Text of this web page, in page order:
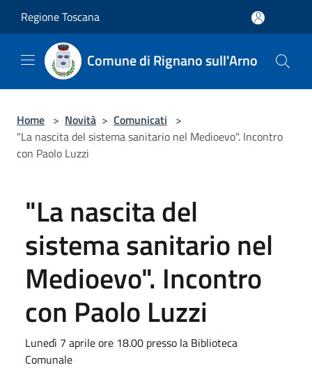
Regione Toscana
Comune di Rignano sull'Arno
Home > Novità > Comunicati >
"La nascita del sistema sanitario nel Medioevo". Incontro
con Paolo Luzzi
"La nascita del
sistema sanitario nel
Medioevo". Incontro
con Paolo Luzzi
Lunedì 7 aprile ore 18.00 presso la Biblioteca
Comunale